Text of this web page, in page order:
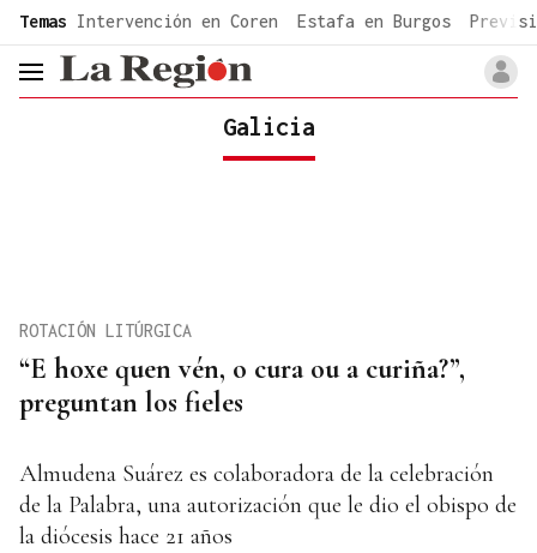
common.go-to-content
Temas Intervención en Coren Estafa en Burgos
header.menu.open
Galicia
“E hoxe quen vén, o cura ou a curiña?”,
preguntan los fieles
ROTACIÓN LITÚRGICA
Almudena Suárez es colaboradora de la celebración
de la Palabra, una autorización que le dio el obispo de
la diócesis hace 21 años